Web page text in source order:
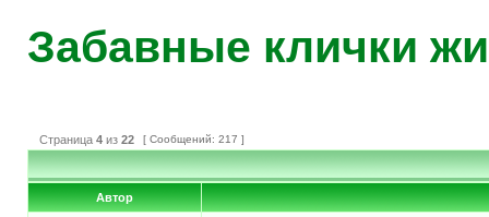
Забавные клички
Страница 4 из 22 [ Сообщений: 217 ]
Автор